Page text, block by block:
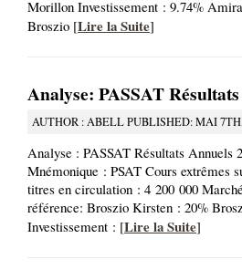
Morillon Investissement : 9.74%
Broszio [Lire la Suite]
Analyse: PASSAT
AUTHOR : ABELL PUBLISHED: MAI
Analyse : PASSAT Résultats Annuels
Mnémonique : PSAT Cours extrêmes
titres en circulation : 4 200 000
référence: Broszio Kirsten : 20%
Investissement : [Lire la Suite]